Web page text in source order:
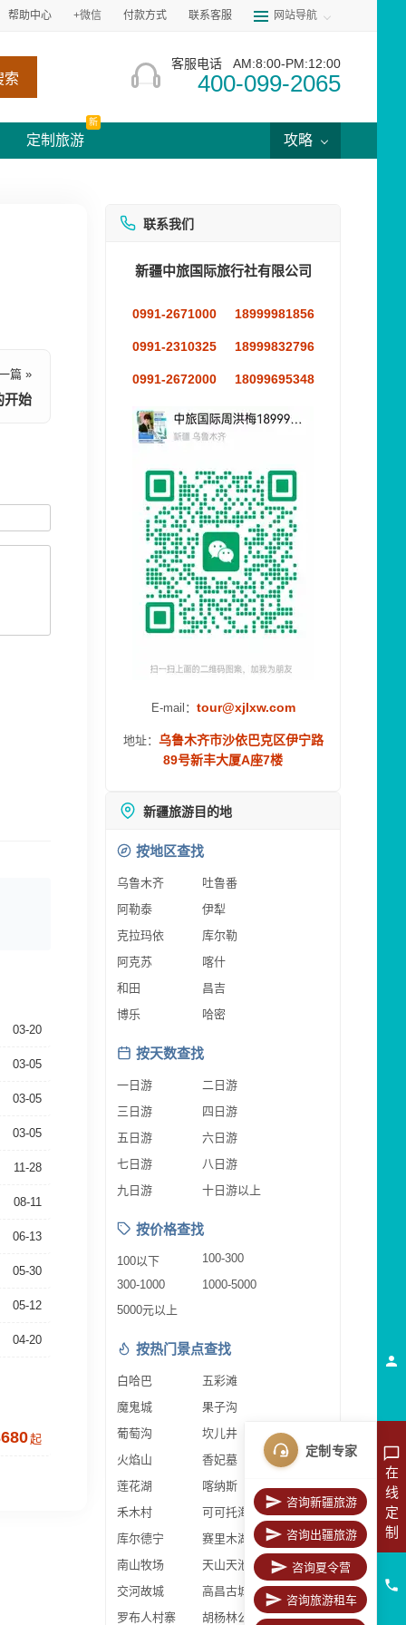
帮助中心 +微信 付款方式 联系客服 网站导航
索
客服电话 AM:8:00-PM:12:00
400-099-2065
定制旅游
新
攻略
篇 »
开始
03-20
03-05
03-05
03-05
11-28
08-11
06-13
05-30
05-12
04-20
起
联系我们
新疆中旅国际旅行社有限公司
0991-2671000 18999981856
0991-2310325 18999832796
0991-2672000 18099695348
E-mail： tour@xjlxw.com
地址： 乌鲁木齐市沙依巴克区伊宁路
89号新丰大厦A座7楼
新疆旅游目的地
按地区查找
乌鲁木齐
吐鲁番
阿勒泰
伊犁
克拉玛依
库尔勒
阿克苏
喀什
和田
昌吉
博乐
哈密
按天数查找
一日游
二日游
三日游
四日游
五日游
六日游
七日游
八日游
九日游
十日游以上
按价格查找
100以下
100-300
300-1000
1000-5000
5000元以上
按热门景点查找
白哈巴
五彩滩
魔鬼城
果子沟
葡萄沟
坎儿井
火焰山
香妃墓
莲花湖
喀纳斯
禾木村
可可托海
库尔德宁
赛里木湖
南山牧场
天山天池
交河故城
高昌古城
罗布人村寨
胡杨林公园
在
线
定
制
定制专家
咨询新疆旅游
咨询出疆旅游
咨询夏令营
咨询旅游租车